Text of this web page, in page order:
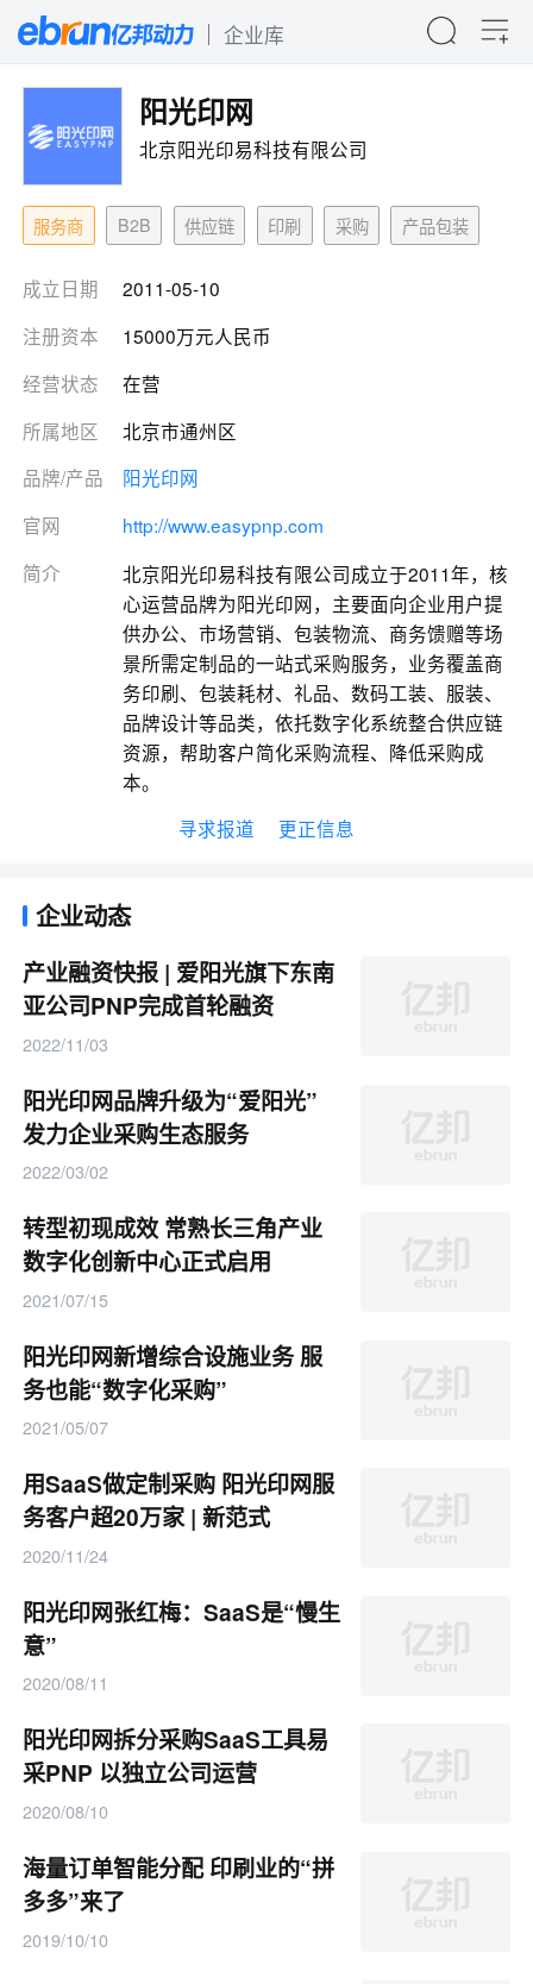
企业库
阳光印网
北京阳光印易科技有限公司
服务商 B2B 供应链 印刷 采购 产品包装
成立日期
2011-05-10
注册资本
15000万元人民币
经营状态
在营
所属地区
北京市通州区
品牌/产品
阳光印网
官网
http://www.easypnp.com
简介
北京阳光印易科技有限公司成立于2011年，核
心运营品牌为阳光印网，主要面向企业用户提
供办公、市场营销、包装物流、商务馈赠等场
景所需定制品的一站式采购服务，业务覆盖商
务印刷、包装耗材、礼品、数码工装、服装、
品牌设计等品类，依托数字化系统整合供应链
资源，帮助客户简化采购流程、降低采购成
本。
寻求报道
更正信息
企业动态
产业融资快报 | 爱阳光旗下东南
亚公司PNP完成首轮融资
2022/11/03
阳光印网品牌升级为“爱阳光”
发力企业采购生态服务
2022/03/02
转型初现成效 常熟长三角产业
数字化创新中心正式启用
2021/07/15
阳光印网新增综合设施业务 服
务也能“数字化采购”
2021/05/07
用SaaS做定制采购 阳光印网服
务客户超20万家 | 新范式
2020/11/24
阳光印网张红梅：SaaS是“慢生
意”
2020/08/11
阳光印网拆分采购SaaS工具易
采PNP 以独立公司运营
2020/08/10
海量订单智能分配 印刷业的“拼
多多”来了
2019/10/10